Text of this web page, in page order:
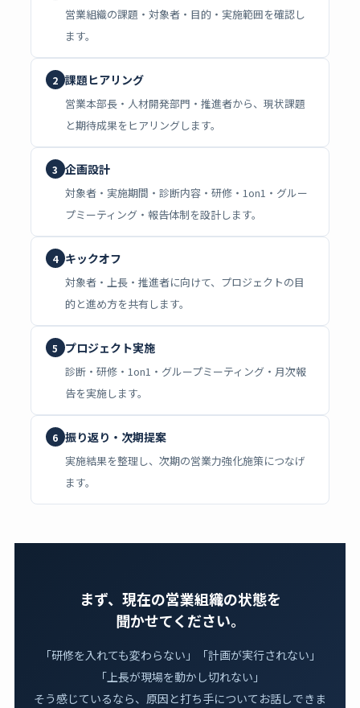
営業組織の課題・対象者・目的・実施範囲を確認し
ます。
2 課題ヒアリング
営業本部長・人材開発部門・推進者から、現状課題
と期待成果をヒアリングします。
3 企画設計
対象者・実施期間・診断内容・研修・1on1・グルー
プミーティング・報告体制を設計します。
4 キックオフ
対象者・上長・推進者に向けて、プロジェクトの目
的と進め方を共有します。
5 プロジェクト実施
診断・研修・1on1・グループミーティング・月次報
告を実施します。
6 振り返り・次期提案
実施結果を整理し、次期の営業力強化施策につなげ
ます。
まず、現在の営業組織の状態を
聞かせてください。
「研修を入れても変わらない」「計画が実行されない」
「上長が現場を動かし切れない」
そう感じているなら、原因と打ち手についてお話しできま